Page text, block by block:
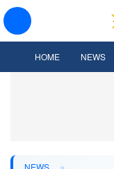
HOME NEWS
NEWS »